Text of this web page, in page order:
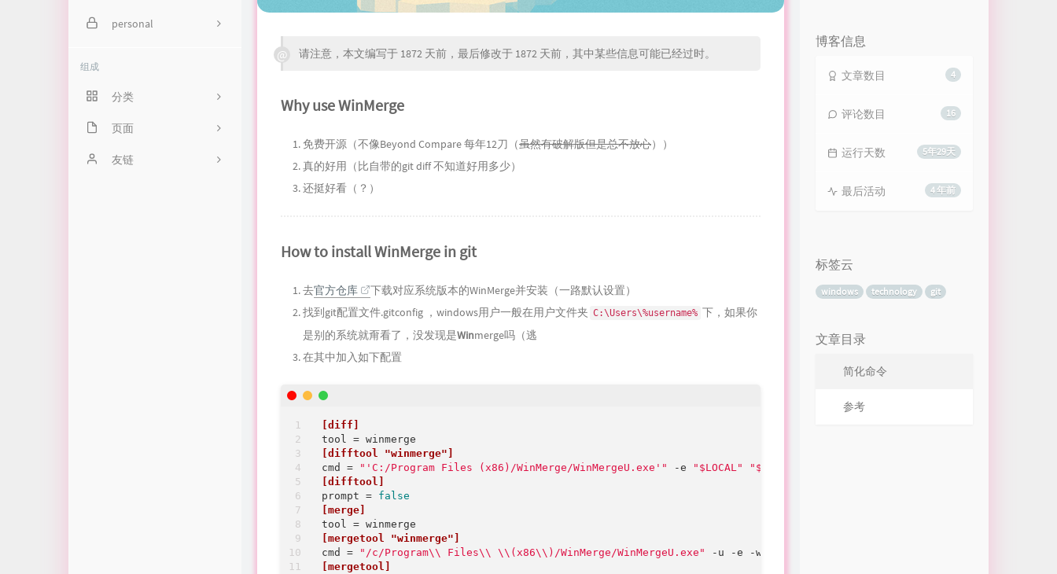
personal
组成
分类
2
3
页面
关于友链
请注意，本文编写于 1872 天前，最后修改于 1872 天前，其中某些信息可能已经过时。
Why use WinMerge
免费开源（不像Beyond Compare 每年12刀（虽然有破解版但是总不放心））
真的好用（比自带的git diff 不知道好用多少）
还挺好看（？）
How to install WinMerge in git
去官方仓库
下载对应系统版本的WinMerge并安装（一路默认设置）
找到git配置文件.gitconfig ，windows用户一般在用户文件夹 C:\Users\%username% 下，如果你
是别的系统就甭看了，没发现是Winmerge吗（逃
在其中加入如下配置
[diff]
tool
[difftool "winmerge"]
cmd
= "'C:/Program Files (x86)/WinMerge/WinMergeU.exe'" -e "$LOCAL"
"$REMOTE"
[difftool]
prompt = false
[merge]
tool
[mergetool "winmerge"]
cmd
= "/c/Program\\ Files\\ \\(x86\\)/WinMerge/WinMergeU.exe" -u -e -wl -wr
[mergetool]
博客信息
4
文章数目
16
评论数目
5年29天
运行天数
4 年前
最后活动
标签云
windows technology git
文章目录
简化命令
参考